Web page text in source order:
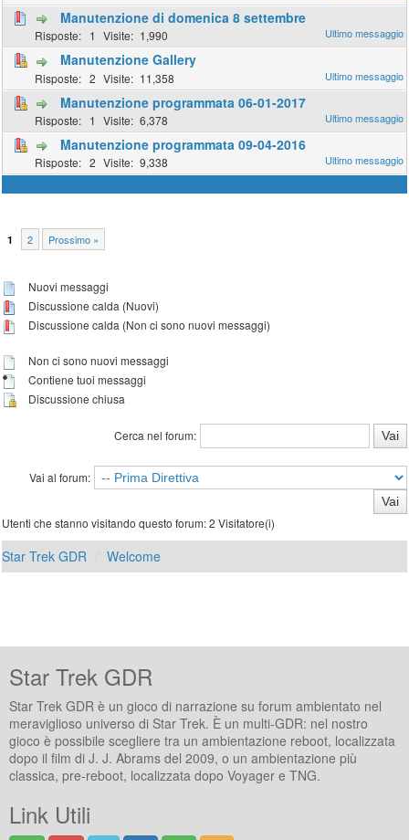
Manutenzione di domenica 8 settembre
1 1,990
Manutenzione Gallery
2 11,358
Manutenzione programmata 06-01-2017
1 6,378
Manutenzione programmata 09-04-2016
2 9,338
1 2 Prossimo »
Nuovi messaggi
Discussione calda (Nuovi)
Discussione calda (Non ci sono nuovi messaggi)
Non ci sono nuovi messaggi
Contiene tuoi messaggi
Discussione chiusa
Cerca nel forum:
Vai al forum:
Utenti che stanno visitando questo forum: 2 Visitatore(i)
Star Trek GDR Welcome
Star Trek GDR
Star Trek GDR è un gioco di narrazione su forum ambientato nel
meraviglioso universo di Star Trek. È un multi-GDR: nel nostro
gioco è possibile scegliere tra un ambientazione reboot, localizzata
dopo il film di J. J. Abrams del 2009, o un ambientazione più
classica, pre-reboot, localizzata dopo Voyager e TNG.
Link Utili